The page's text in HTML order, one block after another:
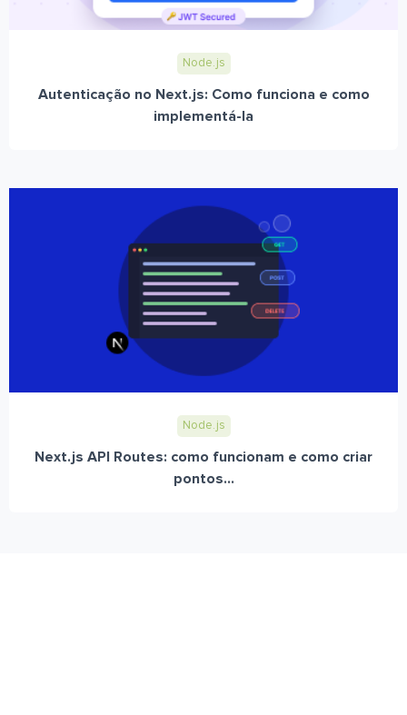
Node.js
Autenticação no Next.js: Como funciona e como
implementá-la
Node.js
Next.js API Routes: como funcionam e como criar
pontos...